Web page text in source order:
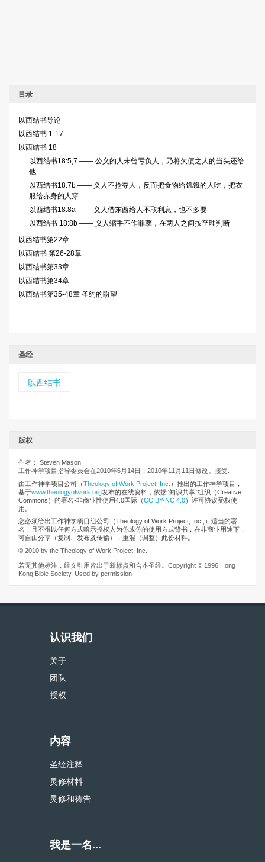
目录
以西结书导论
以西结书 1-17
以西结书 18
以西结书18:5,7 —— 公义的人未曾亏负人，乃将欠债之人的当头还给
他
以西结书18:7b —— 义人不抢夺人，反而把食物给饥饿的人吃，把衣
服给赤身的人穿
以西结书18:8a —— 义人借东西给人不取利息，也不多要
以西结书 18:8b —— 义人缩手不作罪孽，在两人之间按至理判断
以西结书第22章
以西结书 第26-28章
以西结书第33章
以西结书第34章
以西结书第35-48章 圣约的盼望
圣经
以西结书
版权
作者： Steven Mason
工作神学项目指导委员会在2010年6月14日；2010年11月11日修改。接受.
由工作神学项目公司
（Theology of Work Project, Inc. ）推出的工作神学项目，
基于www.theologyofwork.org发布的在线资料，依据“知识共享”组织（Creative
Commons）的署名-非商业性使用4.0国际（CC BY-NC 4.0）许可协议受权使
用。
您必须给出工作神学项目组公司（Theology of Work Project, Inc.,）适当的署
名，且不得以任何方式暗示授权人为你或你的使用方式背书，在非商业用途下，
可自由分享（复制、发布及传输），重混（调整）此份材料。
© 2010 by the Theology of Work Project, Inc.
若无其他标注，经文引用皆出于新标点和合本圣经。Copyright © 1996 Hong
Kong Bible Society. Used by permission
认识我们
关于
团队
授权
内容
圣经注释
灵修材料
灵修和祷告
我是一名...